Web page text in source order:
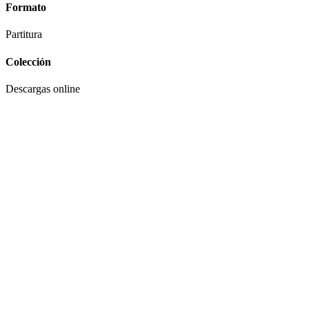
Formato
Partitura
Colección
Descargas online